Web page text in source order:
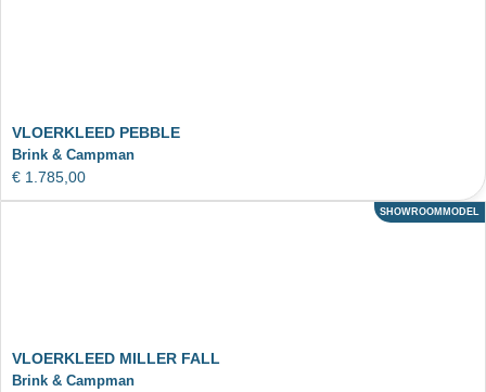
VLOERKLEED PEBBLE
Brink & Campman
€ 1.785,00
ACTIE
SHOWROOMMODEL
VLOERKLEED MILLER FALL
Brink & Campman